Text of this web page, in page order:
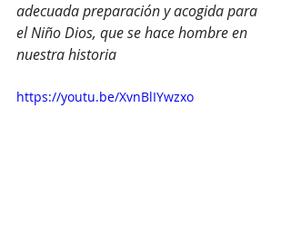
adecuada preparación y acogida para
el Niño Dios, que se hace hombre en
nuestra historia
https://youtu.be/XvnBlIYwzxo